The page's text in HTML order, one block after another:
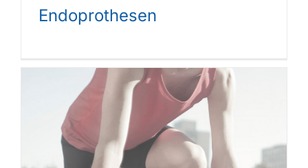
Endoprothesen